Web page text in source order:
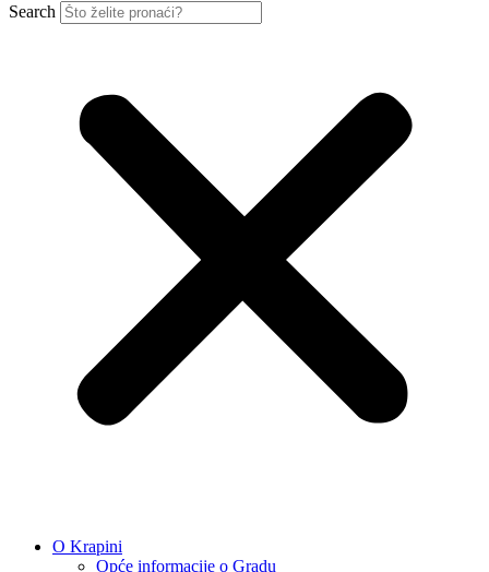
Search
O Krapini
Opće informacije o Gradu